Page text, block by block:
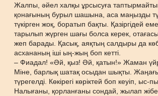
Жалпы, әйел халқы ұрсысуға
қонағының бурыл шашына, аса маңызды
түкірген жоқ, боратып бақты. Қазіргідей
тарылып жүрген шағы болса керек,
жеп барады. Қасық, аяқтың салдыры да
асхананың іші ың-жың боп кетті.
– Фиадал! «Әй, қыз! Әй, қатын!» Жаман
Міне, барлық шатақ осыдан шықты.
түрегелді. Көкірегі көріктей боп кеуіп, ыс-
Налығаны, қорланғаны сондай, жылап